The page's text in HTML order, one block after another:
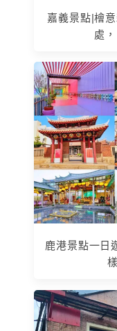
嘉義景點|檜
處
鹿港景點一日